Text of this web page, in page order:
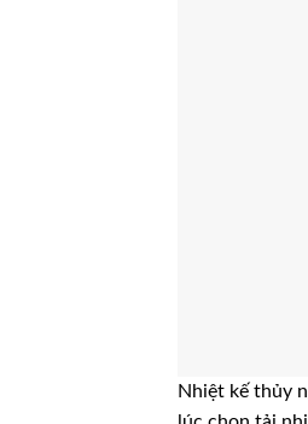
Nhiệt kế thủy